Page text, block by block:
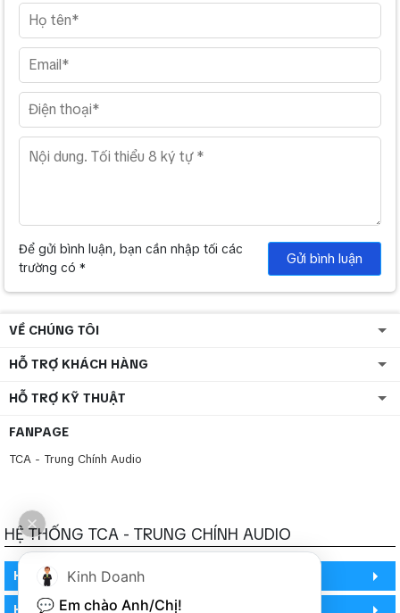
Để gửi bình luận, bạn cần nhập tối các
trường có *
Gửi bình luận
VỀ CHÚNG TÔI
HỖ TRỢ KHÁCH HÀNG
HỖ TRỢ KỸ THUẬT
FANPAGE
TCA - Trung Chính Audio
HỆ THỐNG TCA - TRUNG CHÍNH AUDIO
HỒ CHÍ MINH
HỒ CHÍ MINH
Kinh Doanh
💬 Em chào Anh/Chị!